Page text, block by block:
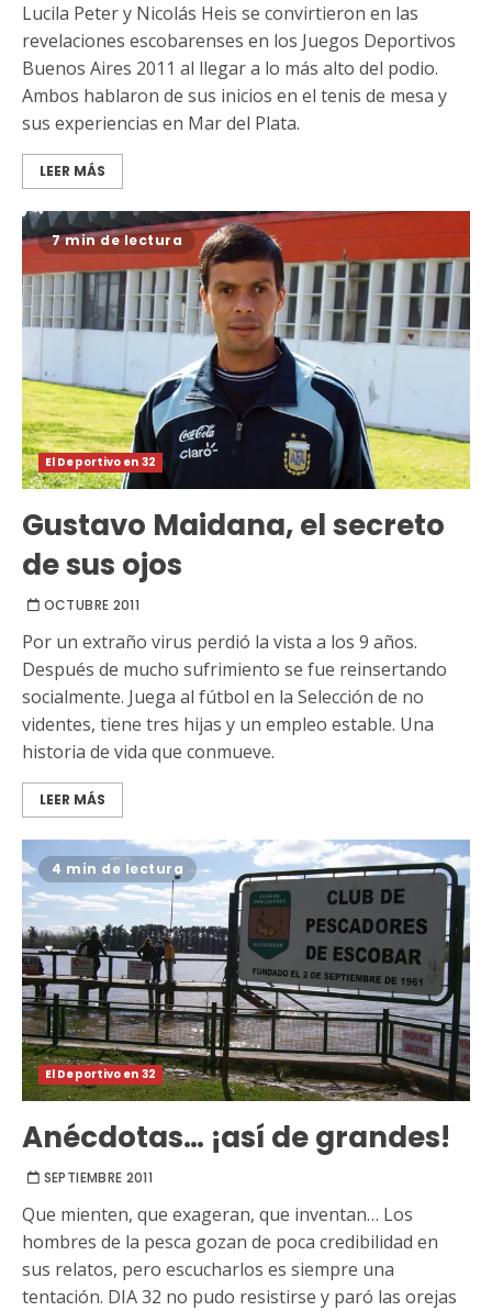
Lucila Peter y Nicolás Heis se convirtieron en las
revelaciones escobarenses en los Juegos Deportivos
Buenos Aires 2011 al llegar a lo más alto del podio.
Ambos hablaron de sus inicios en el tenis de mesa y
sus experiencias en Mar del Plata.
LEER MÁS
7 min de lectura
El Deportivo en 32
Gustavo Maidana, el secreto
de sus ojos
OCTUBRE 2011
Por un extraño virus perdió la vista a los 9 años.
Después de mucho sufrimiento se fue reinsertando
socialmente. Juega al fútbol en la Selección de no
videntes, tiene tres hijas y un empleo estable. Una
historia de vida que conmueve.
LEER MÁS
4 min de lectura
El Deportivo en 32
Anécdotas… ¡así de grandes!
SEPTIEMBRE 2011
Que mienten, que exageran, que inventan… Los
hombres de la pesca gozan de poca credibilidad en
sus relatos, pero escucharlos es siempre una
tentación. DIA 32 no pudo resistirse y paró las orejas